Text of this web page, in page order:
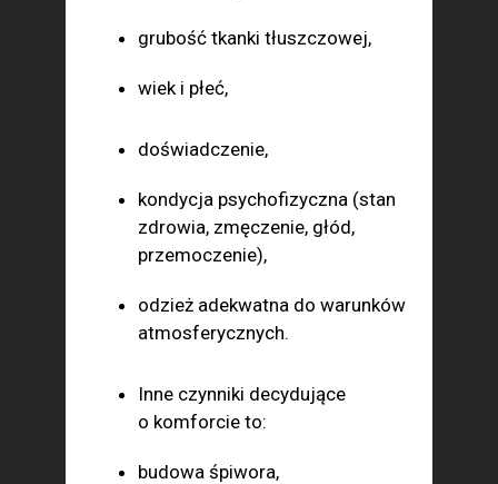
grubość tkanki tłuszczowej,
wiek i płeć,
doświadczenie,
kondycja psychofizyczna (stan
zdrowia, zmęczenie, głód,
przemoczenie),
odzież adekwatna do warunków
atmosferycznych.
Inne czynniki decydujące
o komforcie to:
budowa śpiwora,